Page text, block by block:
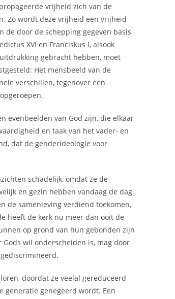
vrijheid zich van de
Zo wordt deze vrijheid een vrijheid
door de schepping gegeven basis
XVI en Franciskus I, alsook
gebracht hebben, moet
Het mensbeeld van de
verschillen, tegenover een
evenbeelden van God zijn, die elkaar
en taak van het vader- en
dat de genderideologie voor
schadelijk, omdat ze de
en gezin hebben vandaag de dag
de samenleving verdiend toekomen,
heeft de kerk nu meer dan ooit de
op grond van hun gebonden zijn
wil onderscheiden is, mag door
doordat ze veelal gereduceerd
genegeerd wordt. Een